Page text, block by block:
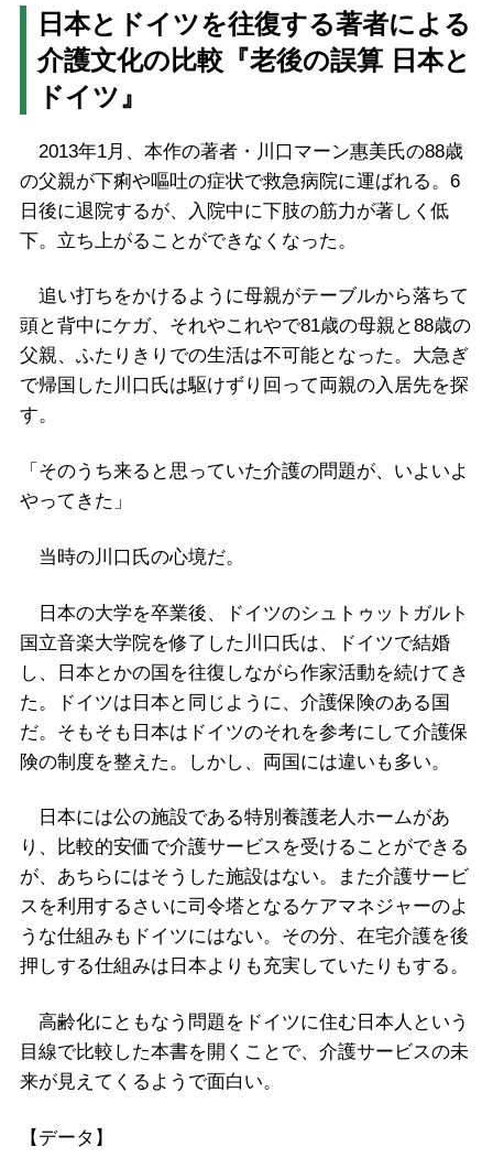
日本とドイツを往復する著者による
介護文化の比較『老後の誤算 日本と
ドイツ』
2013年1月、本作の著者・川口マーン惠美氏の88歳
の父親が下痢や嘔吐の症状で救急病院に運ばれる。6
日後に退院するが、入院中に下肢の筋力が著しく低
下。立ち上がることができなくなった。
追い打ちをかけるように母親がテーブルから落ちて
頭と背中にケガ、それやこれやで81歳の母親と88歳の
父親、ふたりきりでの生活は不可能となった。大急ぎ
で帰国した川口氏は駆けずり回って両親の入居先を探
す。
「そのうち来ると思っていた介護の問題が、いよいよ
やってきた」
当時の川口氏の心境だ。
日本の大学を卒業後、ドイツのシュトゥットガルト
国立音楽大学院を修了した川口氏は、ドイツで結婚
し、日本とかの国を往復しながら作家活動を続けてき
た。ドイツは日本と同じように、介護保険のある国
だ。そもそも日本はドイツのそれを参考にして介護保
険の制度を整えた。しかし、両国には違いも多い。
日本には公の施設である特別養護老人ホームがあ
り、比較的安価で介護サービスを受けることができる
が、あちらにはそうした施設はない。また介護サービ
スを利用するさいに司令塔となるケアマネジャーのよ
うな仕組みもドイツにはない。その分、在宅介護を後
押しする仕組みは日本よりも充実していたりもする。
高齢化にともなう問題をドイツに住む日本人という
目線で比較した本書を開くことで、介護サービスの未
来が見えてくるようで面白い。
【データ】